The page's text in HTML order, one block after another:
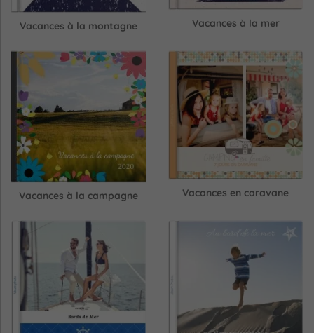
Vacances à la montagne Vacances à la mer
Vacances à la campagne Vacances en caravane